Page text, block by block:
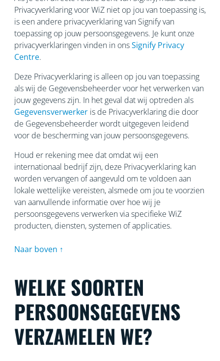
Privacyverklaring voor WiZ niet op jou van toepassing is,
is een andere privacyverklaring van Signify van
toepassing op jouw persoonsgegevens. Je kunt onze
privacyverklaringen vinden in onsSignify Privacy
Centre.
Deze Privacyverklaring is alleen op jou van toepassing
als wij de Gegevensbeheerder voor het verwerken van
jouw gegevens zijn. In het geval dat wij optreden als
Gegevensverwerkeris de Privacyverklaring die door
de Gegevensbeheerder wordt uitgegeven leidend
voor de bescherming van jouw persoonsgegevens.
Houd er rekening mee dat omdat wij een
internationaal bedrijf zijn, deze Privacyverklaring kan
worden vervangen of aangevuld om te voldoen aan
lokale wettelijke vereisten, alsmede om jou te voorzien
van aanvullende informatie over hoe wij je
persoonsgegevens verwerken via specifieke WiZ
producten, diensten, systemen of applicaties.
Naar boven ↑
WELKE SOORTEN
PERSOONSGEGEVENS
VERZAMELEN WE?